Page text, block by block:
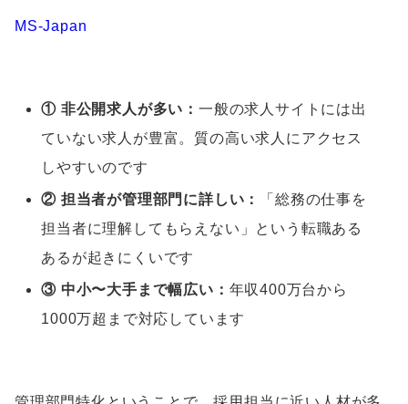
MS-Japan
① 非公開求人が多い： 一般の求人サイトには出
ていない求人が豊富。質の高い求人にアクセス
しやすいのです
② 担当者が管理部門に詳しい：
「総務の仕事を
担当者に理解してもらえない」という転職ある
あるが起きにくいです
③ 中小〜大手まで幅広い： 年収400万台から
1000万超まで対応しています